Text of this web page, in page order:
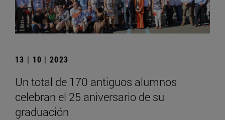
13 | 10 | 2023
Un total de 170 antiguos alumnos
celebran el 25 aniversario de su
graduación